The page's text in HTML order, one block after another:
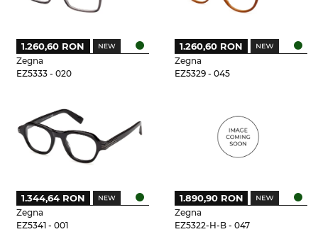
Zegna
EZ5333 - 020
1.260,60 RON
Zegna
EZ5329 - 045
1.260,60 RON
Zegna
EZ5341 - 001
1.344,64 RON
Zegna
EZ5322-H-B - 047
1.890,90 RON